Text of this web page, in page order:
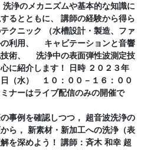
洗浄のメカニズムや基本的な知識に
るとともに、 講師の経験から得ら
クニック （水槽設計・製造、ファ
の利用、 キャビテーションと音響
技術、 洗浄中の表面弾性波測定技
に紹介します！ 日時 ２０２３年
日（水） １０：００－１６：００
ナーはライブ配信のみの開催で
事例を確認しつつ， 超音波洗浄の
ら， 新素材・新加工への洗浄（表
を深めよう！ 講師：斉木 和幸 超